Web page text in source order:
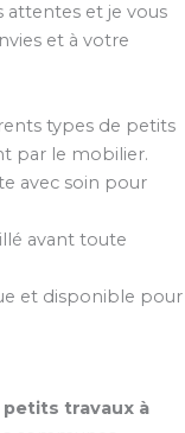
et je vous
et à votre
types de petits
par le mobilier.
avec soin pour
avant toute
et disponible pour
petits travaux à